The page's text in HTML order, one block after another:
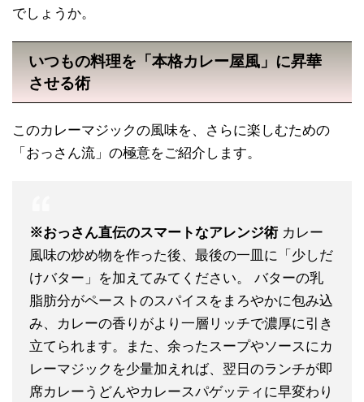
でしょうか。
いつもの料理を「本格カレー屋風」に昇華
させる術
このカレーマジックの風味を、さらに楽しむための
「おっさん流」の極意をご紹介します。
※おっさん直伝のスマートなアレンジ術カレー
風味の炒め物を作った後、最後の一皿に「少しだ
けバター」を加えてみてください。 バターの乳
脂肪分がペーストのスパイスをまろやかに包み込
み、カレーの香りがより一層リッチで濃厚に引き
立てられます。また、余ったスープやソースにカ
レーマジックを少量加えれば、翌日のランチが即
席カレーうどんやカレースパゲッティに早変わり